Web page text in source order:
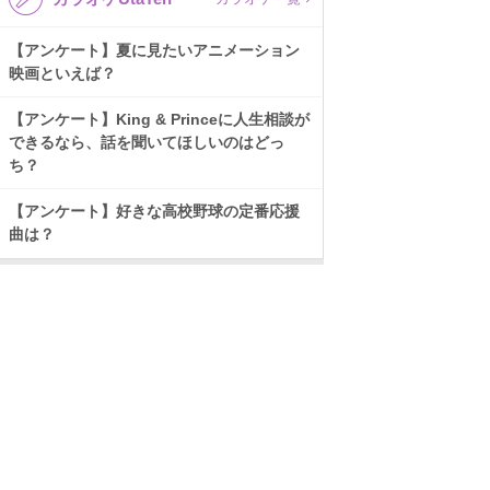
【アンケート】夏に見たいアニメーション
映画といえば？
【アンケート】King & Princeに人生相談が
できるなら、話を聞いてほしいのはどっ
ち？
【アンケート】好きな高校野球の定番応援
曲は？